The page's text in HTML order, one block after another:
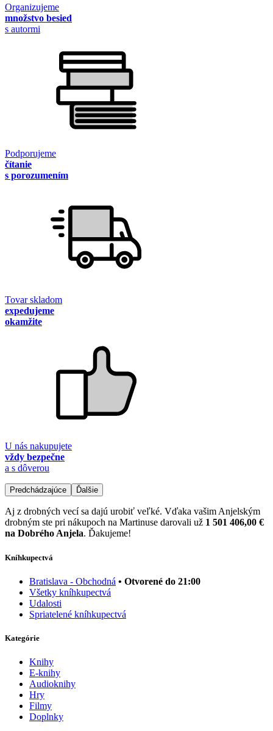
Organizujeme
množstvo besied
s autormi
Podporujeme
čítanie
s porozumením
Tovar skladom
expedujeme
okamžite
U nás nakupujete
vždy bezpečne
a s dôverou
Predchádzajúce Ďalšie
Aj z drobných vecí sa dajú urobiť veľké. Vďaka vašim Anjelským
drobným ste pri nákupoch na Martinuse darovali už 1 501 406,00 €
na Dobrého Anjela. Ďakujeme!
Kníhkupectvá
Bratislava - Obchodná • Otvorené do 21:00
Všetky kníhkupectvá
Udalosti
Spriatelené kníhkupectvá
Kategórie
Knihy
E-knihy
Audioknihy
Hry
Filmy
Doplnky